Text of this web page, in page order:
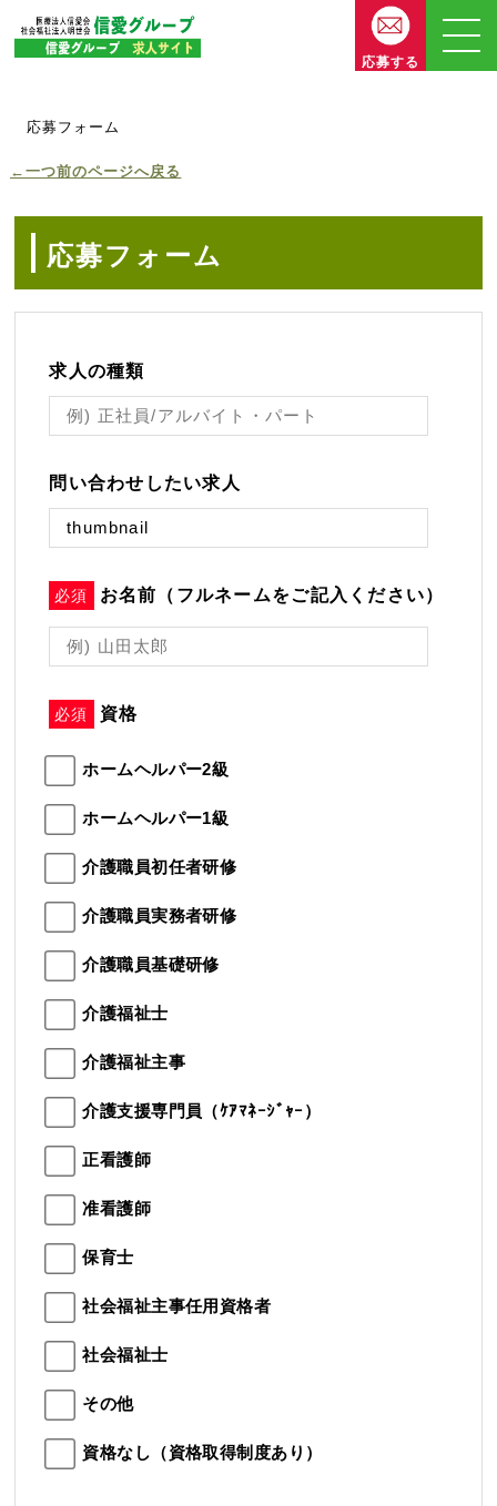
応募する
応募フォーム
←一つ前のページへ戻る
応募フォーム
求人の種類
問い合わせしたい求人
必須 お名前（フルネームをご記入ください）
必須 資格
ホームヘルパー2級
ホームヘルパー1級
介護職員初任者研修
介護職員実務者研修
介護職員基礎研修
介護福祉士
介護福祉主事
介護支援専門員（ｹｱﾏﾈｰｼﾞｬｰ）
正看護師
准看護師
保育士
社会福祉主事任用資格者
社会福祉士
その他
資格なし（資格取得制度あり）